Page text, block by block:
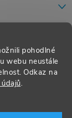
pohodlné
webu neustále
Odkaz na
.